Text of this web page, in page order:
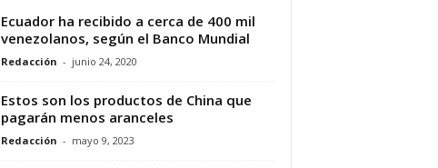
Ecuador ha recibido a cerca de 400 mil
venezolanos, según el Banco Mundial
Redacción - junio 24, 2020
Estos son los productos de China que
pagarán menos aranceles
Redacción - mayo 9, 2023